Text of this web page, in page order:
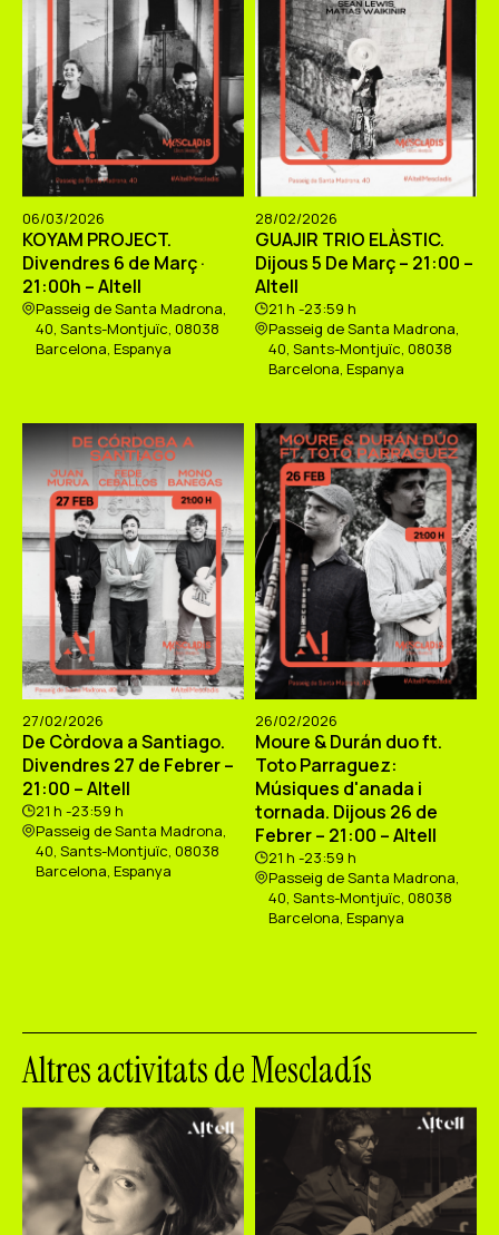
06/03/2026
KOYAM PROJECT.
Divendres 6 de Març ·
21:00h – Altell
Passeig de Santa Madrona,
40, Sants-Montjuïc, 08038
Barcelona, Espanya
28/02/2026
GUAJIR TRIO ELÀSTIC.
Dijous 5 De Març – 21:00 –
Altell
21 h -23:59 h
Passeig de Santa Madrona,
40, Sants-Montjuïc, 08038
Barcelona, Espanya
27/02/2026
De Còrdova a Santiago.
Divendres 27 de Febrer –
21:00 – Altell
21 h -23:59 h
Passeig de Santa Madrona,
40, Sants-Montjuïc, 08038
Barcelona, Espanya
26/02/2026
Moure & Durán duo ft.
Toto Parraguez:
Músiques d'anada i
tornada. Dijous 26 de
Febrer – 21:00 – Altell
21 h -23:59 h
Passeig de Santa Madrona,
40, Sants-Montjuïc, 08038
Barcelona, Espanya
Altres activitats de Mescladís